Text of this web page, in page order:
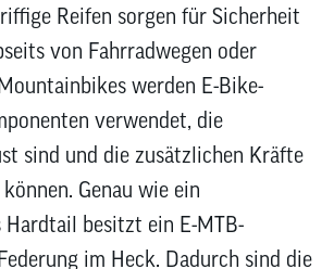
zum
gelangen.
Reifen sorgen für Sicherheit
von Fahrradwegen oder
werden E-Bike-
verwendet, die
sind und die zusätzlichen Kräfte
Genau wie ein
Hardtail besitzt ein E-MTB-
im Heck. Dadurch sind die